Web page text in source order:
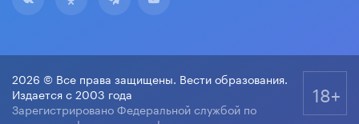
2026 © Все права защищены. Вести образования.
Издается с 2003 года
Зарегистрировано Федеральной службой по
18+